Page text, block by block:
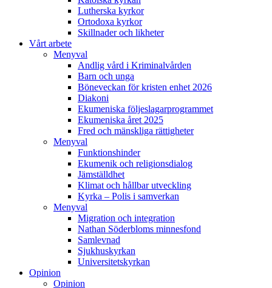
Lutherska kyrkor
Ortodoxa kyrkor
Skillnader och likheter
Vårt arbete
Menyval
Andlig vård i Kriminalvården
Barn och unga
Böneveckan för kristen enhet 2026
Diakoni
Ekumeniska följeslagarprogrammet
Ekumeniska året 2025
Fred och mänskliga rättigheter
Menyval
Funktionshinder
Ekumenik och religionsdialog
Jämställdhet
Klimat och hållbar utveckling
Kyrka – Polis i samverkan
Menyval
Migration och integration
Nathan Söderbloms minnesfond
Samlevnad
Sjukhuskyrkan
Universitetskyrkan
Opinion
Opinion